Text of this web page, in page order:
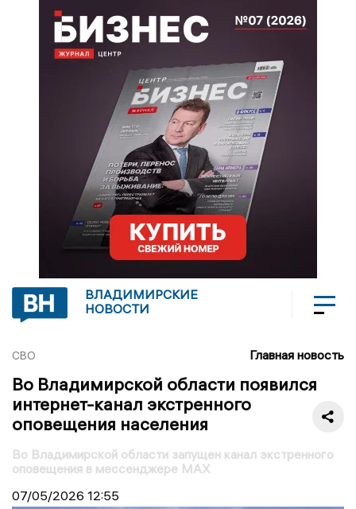
ВЛАДИМИРСКИЕ
НОВОСТИ
СВО Главная новость
Во Владимирской области появился
интернет-канал экстренного
оповещения населения
Во Владимирской области запущен канал экстренного
оповещения в мессенджере MAX
07/05/2026 12:55